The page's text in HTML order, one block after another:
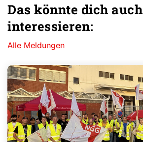
Das könnte dich auch
interessieren:
Alle Meldungen